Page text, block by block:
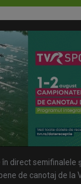
traumatismelor